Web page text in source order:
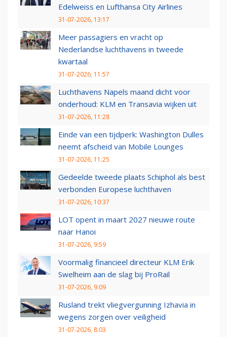
Edelweiss en Lufthansa City Airlines
31-07-2026, 13:17
Meer passagiers en vracht op
Nederlandse luchthavens in tweede
kwartaal
31-07-2026, 11:57
Luchthavens Napels maand dicht voor
onderhoud: KLM en Transavia wijken uit
31-07-2026, 11:28
Einde van een tijdperk: Washington Dulles
neemt afscheid van Mobile Lounges
31-07-2026, 11:25
Gedeelde tweede plaats Schiphol als best
verbonden Europese luchthaven
31-07-2026, 10:37
LOT opent in maart 2027 nieuwe route
naar Hanoi
31-07-2026, 9:59
Voormalig financieel directeur KLM Erik
Swelheim aan de slag bij ProRail
31-07-2026, 9:09
Rusland trekt vliegvergunning Izhavia in
wegens zorgen over veiligheid
31-07-2026, 8:03